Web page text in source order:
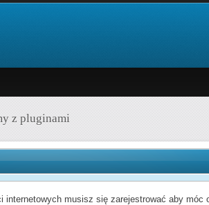
z pluginami
internetowych musisz się zarejestrować aby